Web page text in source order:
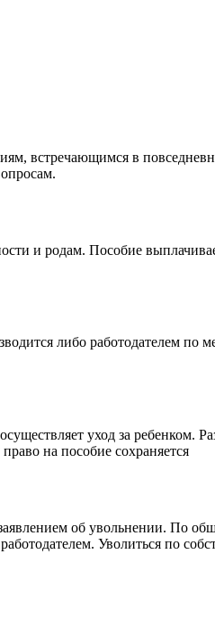
встречающимся в
и родам. Пособие
либо работодателем по
уход за ребенком.
на пособие сохраняется
об увольнении. По
Уволиться по